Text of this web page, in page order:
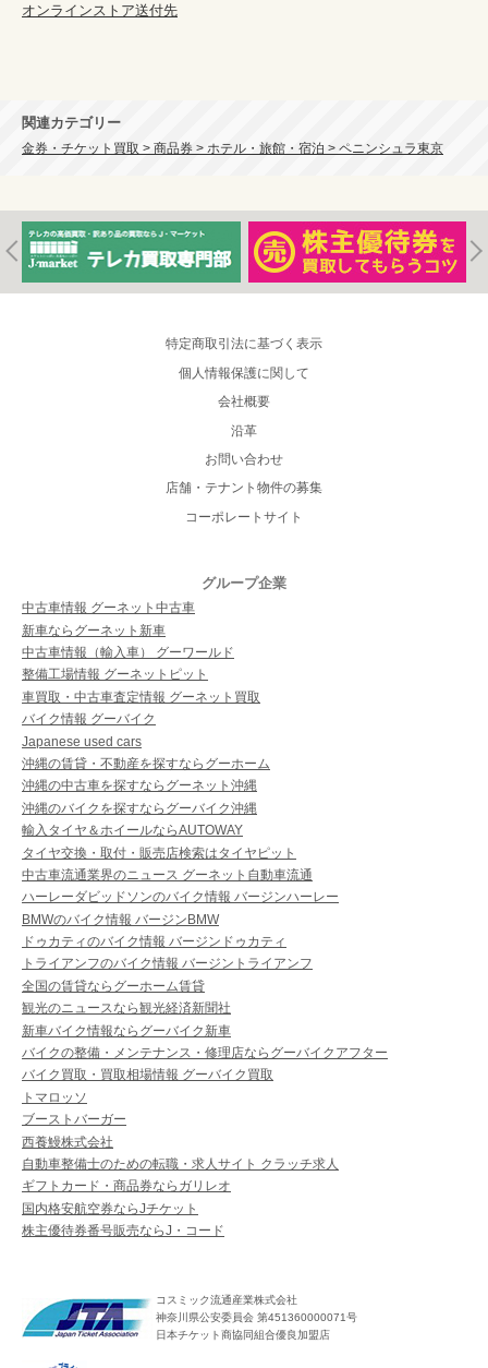
オンラインストア送付先
関連カテゴリー
金券・チケット買取 > 商品券 > ホテル・旅館・宿泊 > ペニンシュラ東京
特定商取引法に基づく表示
個人情報保護に関して
会社概要
沿革
お問い合わせ
店舗・テナント物件の募集
コーポレートサイト
グループ企業
中古車情報 グーネット中古車
新車ならグーネット新車
中古車情報（輸入車） グーワールド
整備工場情報 グーネットピット
車買取・中古車査定情報 グーネット買取
バイク情報 グーバイク
Japanese used cars
沖縄の賃貸・不動産を探すならグーホーム
沖縄の中古車を探すならグーネット沖縄
沖縄のバイクを探すならグーバイク沖縄
輸入タイヤ＆ホイールならAUTOWAY
タイヤ交換・取付・販売店検索はタイヤピット
中古車流通業界のニュース グーネット自動車流通
ハーレーダビッドソンのバイク情報 バージンハーレー
BMWのバイク情報 バージンBMW
ドゥカティのバイク情報 バージンドゥカティ
トライアンフのバイク情報 バージントライアンフ
全国の賃貸ならグーホーム賃貸
観光のニュースなら観光経済新聞社
新車バイク情報ならグーバイク新車
バイクの整備・メンテナンス・修理店ならグーバイクアフター
バイク買取・買取相場情報 グーバイク買取
トマロッソ
ブーストバーガー
西養鰻株式会社
自動車整備士のための転職・求人サイト クラッチ求人
ギフトカード・商品券ならガリレオ
国内格安航空券ならJチケット
株主優待券番号販売ならJ・コード
コスミック流通産業株式会社
神奈川県公安委員会 第451360000071号
日本チケット商協同組合優良加盟店